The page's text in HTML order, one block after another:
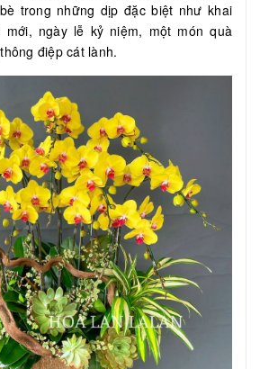
trong những dịp đặc biệt như khai
mới, ngày lễ kỷ niệm, một món quà
điệp cát lành.